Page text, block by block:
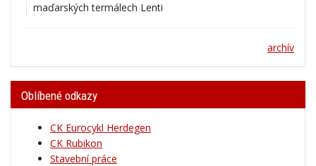
maďarských termálech Lenti
archív
Oblíbené odkazy
CK Eurocykl Herdegen
CK Rubikon
Stavební práce